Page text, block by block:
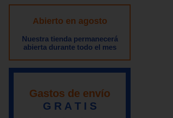
Abierto en agosto
Nuestra tienda permanecerá
abierta durante todo el mes
Gastos de envío
G R A T I S